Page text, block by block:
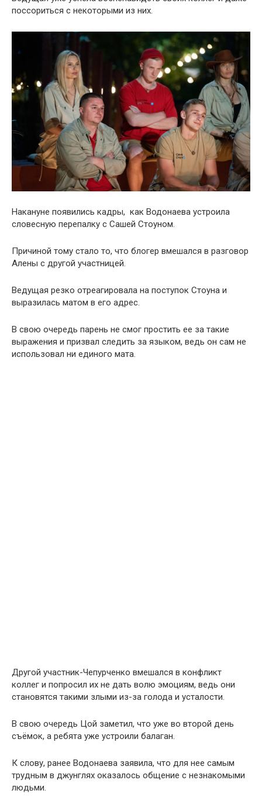
поссориться с некоторыми из них.
Накануне появились кадры, как Водонаева устроила
словесную перепалку с Сашей Стоуном.
Причиной тому стало то, что блогер вмешался в разговор
Алены с другой участницей.
Ведущая резко отреагировала на поступок Стоуна и
выразилась матом в его адрес.
В свою очередь парень не смог простить ее за такие
выражения и призвал следить за языком, ведь он сам не
использовал ни единого мата.
Другой участник-Чепурченко вмешался в конфликт
коллег и попросил их не дать волю эмоциям, ведь они
становятся такими злыми из-за голода и усталости.
В свою очередь Цой заметил, что уже во второй день
съёмок, а ребята уже устроили балаган.
К слову, ранее Водонаева заявила, что для нее самым
трудным в джунглях оказалось общение с незнакомыми
людьми.